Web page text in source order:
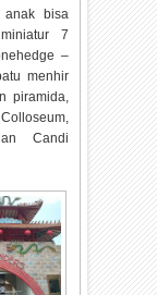
bisa
7
–
menhir
piramida,
Candi